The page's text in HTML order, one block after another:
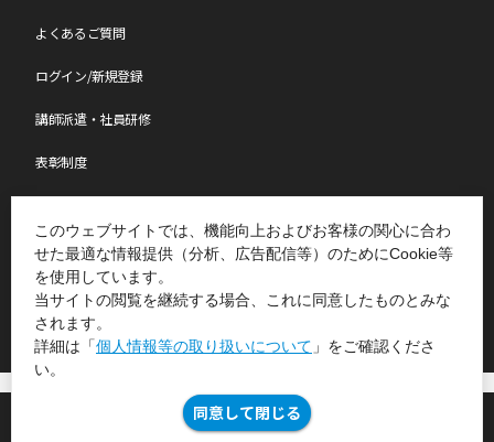
このウェブサイトでは、機能向上およびお客様の関心に合わ
せた最適な情報提供（分析、広告配信等）のためにCookie等
を使用しています。
当サイトの閲覧を継続する場合、これに同意したものとみな
されます。
詳細は「個人情報等の取り扱いについて 」をご確認くださ
い。
同意して閉じる
公開セミナー一覧 よくあるご質問
よくあるご質問
ログイン/新規登録
講師派遣・社員研修
表彰制度
Copyright(C)2007-2026 Japan Management Association All Rights Reserved.
個人情報等の取り扱いについて JMAグループ環境方針
©Japan Management Association All Rights Reserved.